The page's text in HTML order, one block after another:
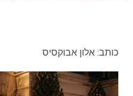
כותב: אלון אבוקסיס